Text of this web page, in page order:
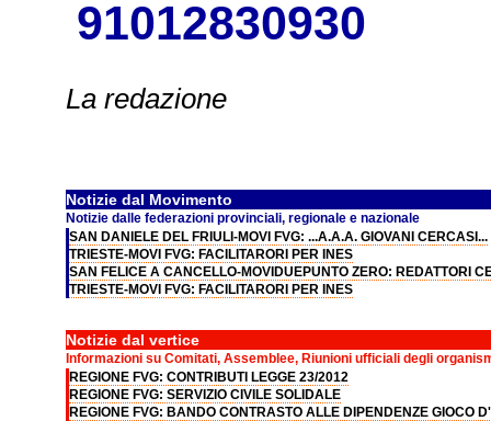
91012830930
La redazione
Notizie dal Movimento
Notizie dalle federazioni provinciali, regionale e nazionale
SAN DANIELE DEL FRIULI-MOVI FVG: ...A.A.A. GIOVANI CERCASI...
TRIESTE-MOVI FVG: FACILITARORI PER INES
SAN FELICE A CANCELLO-MOVIDUEPUNTO ZERO: REDATTORI
TRIESTE-MOVI FVG: FACILITARORI PER INES
Notizie dal vertice
Informazioni su Comitati, Assemblee, Riunioni ufficiali degli
REGIONE FVG: CONTRIBUTI LEGGE 23/2012
REGIONE FVG: SERVIZIO CIVILE SOLIDALE
REGIONE FVG: BANDO CONTRASTO ALLE DIPENDENZE GIOCO